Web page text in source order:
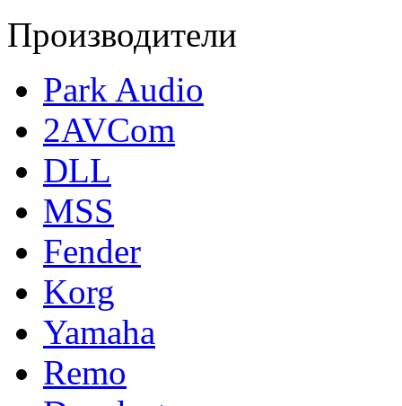
Производители
Park Audio
2AVCom
DLL
MSS
Fender
Korg
Yamaha
Remo